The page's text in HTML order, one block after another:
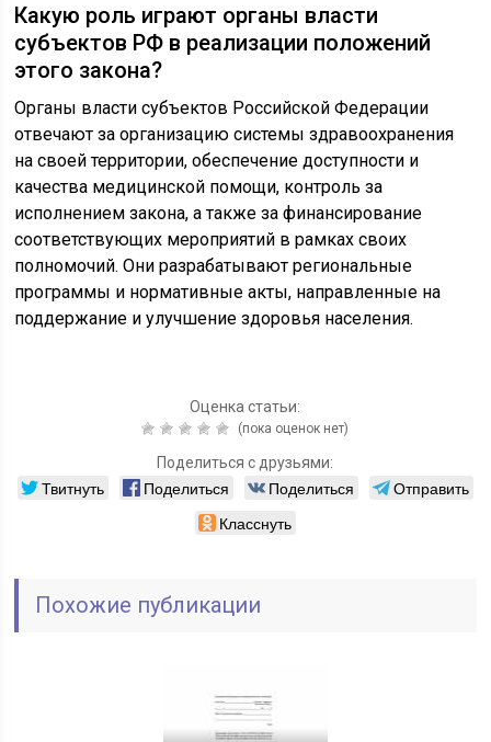
Какую роль играют органы власти
субъектов РФ в реализации положений
этого закона?
Органы власти субъектов Российской Федерации
отвечают за организацию системы здравоохранения
на своей территории, обеспечение доступности и
качества медицинской помощи, контроль за
исполнением закона, а также за финансирование
соответствующих мероприятий в рамках своих
полномочий. Они разрабатывают региональные
программы и нормативные акты, направленные на
поддержание и улучшение здоровья населения.
Оценка статьи:
(пока оценок нет)
Поделиться с друзьями:
Твитнуть Поделиться Поделиться
Отправить
Класснуть
Похожие публикации